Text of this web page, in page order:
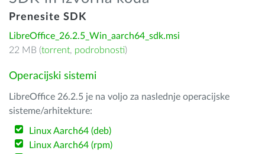
Prenesite SDK
LibreOffice_26.2.5_Win_aarch64_sdk.msi
22 MB (torrent, podrobnosti)
Operacijski sistemi
LibreOffice 26.2.5 je na voljo za naslednje operacijske
sisteme/arhitekture:
Linux Aarch64 (deb)
Linux Aarch64 (rpm)